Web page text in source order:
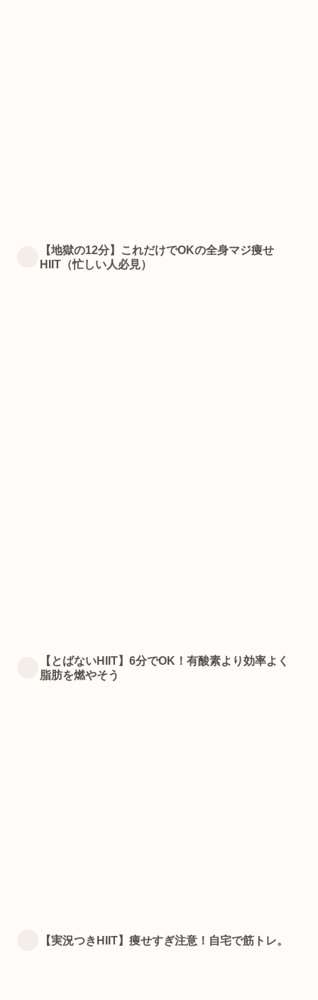
【地獄の12分】これだけでOKの全身マジ痩せ
HIIT（忙しい人必見）
【とばないHIIT】6分でOK！有酸素より効率よく
脂肪を燃やそう
【実況つきHIIT】痩せすぎ注意！自宅で筋トレ。